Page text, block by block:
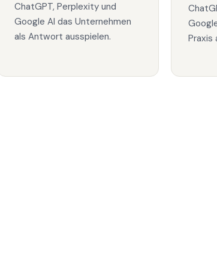
ChatGPT, Perplexity und
Google AI das Unternehmen
als Antwort ausspielen.
Praxis